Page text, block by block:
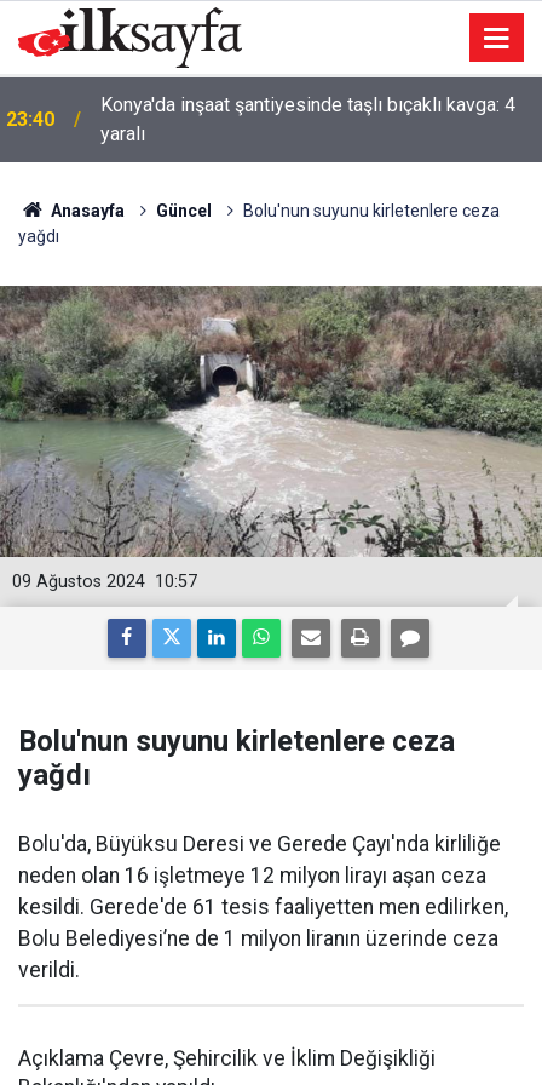
23:09
AK Parti'li Zorlu: Türk Dünyası Düşünce ve Araştırma
Merkezi’ni Keçiören’de kurma kararı aldık
Anasayfa Güncel
Bolu'nun suyunu kirletenlere ceza
yağdı
10:57
09 Ağustos 2024
Bolu'nun suyunu kirletenlere ceza
yağdı
Bolu'da, Büyüksu Deresi ve Gerede Çayı'nda kirliliğe
neden olan 16 işletmeye 12 milyon lirayı aşan ceza
kesildi. Gerede'de 61 tesis faaliyetten men edilirken,
Bolu Belediyesi’ne de 1 milyon liranın üzerinde ceza
verildi.
Açıklama Çevre, Şehircilik ve İklim Değişikliği